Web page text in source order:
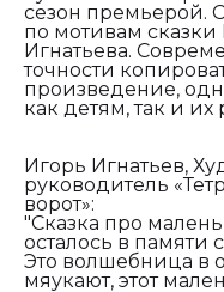
сезон премьерой.
по мотивам сказки
Игнатьева.
точности
произведение,
как детям, так и их
Игорь Игнатьев,
руководитель
ворот»:
"Сказка про
осталось в памяти
Это волшебница в
мяукают, этот